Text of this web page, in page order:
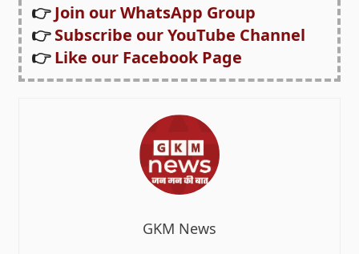
👉Join our WhatsApp Group
👉Subscribe our YouTube Channel
👉Like our Facebook Page
GKM News